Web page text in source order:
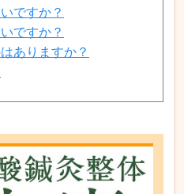
ですか？
ですか？
ありますか？